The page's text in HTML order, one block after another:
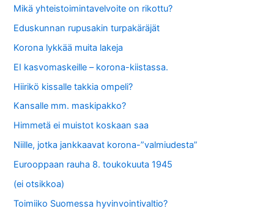
Mikä yhteistoimintavelvoite on rikottu?
Eduskunnan rupusakin turpakäräjät
Korona lykkää muita lakeja
EI kasvomaskeille – korona-kiistassa.
Hiirikö kissalle takkia ompeli?
Kansalle mm. maskipakko?
Himmetä ei muistot koskaan saa
Niille, jotka jankkaavat korona-”valmiudesta”
Eurooppaan rauha 8. toukokuuta 1945
(ei otsikkoa)
Toimiiko Suomessa hyvinvointivaltio?